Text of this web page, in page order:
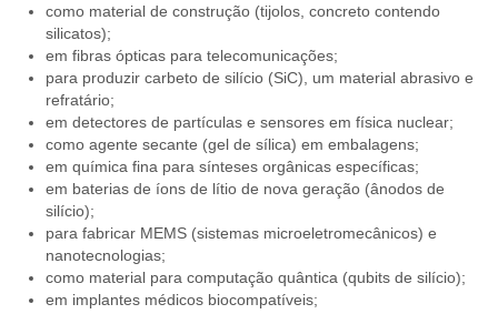
como material de construção (tijolos, concreto contendo
silicatos);
em fibras ópticas para telecomunicações;
para produzir carbeto de silício (SiC), um material abrasivo e
refratário;
em detectores de partículas e sensores em física nuclear;
como agente secante (gel de sílica) em embalagens;
em química fina para sínteses orgânicas específicas;
em baterias de íons de lítio de nova geração (ânodos de
silício);
para fabricar MEMS (sistemas microeletromecânicos) e
nanotecnologias;
como material para computação quântica (qubits de silício);
em implantes médicos biocompatíveis;